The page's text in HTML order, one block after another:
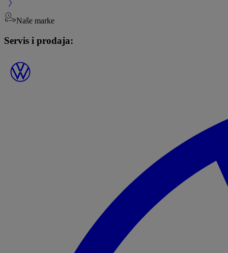
Naše marke
Servis i prodaja: